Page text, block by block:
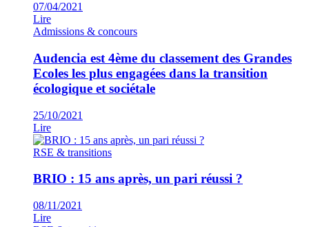
07/04/2021
Lire
Admissions & concours
Audencia est 4ème du classement des Grandes
Ecoles les plus engagées dans la transition
écologique et sociétale
25/10/2021
Lire
RSE & transitions
BRIO : 15 ans après, un pari réussi ?
08/11/2021
Lire